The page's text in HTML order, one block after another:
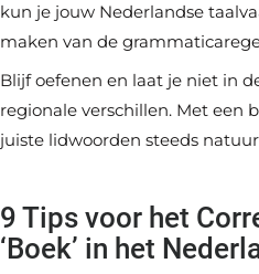
kun je jouw Nederlandse
maken van de
Blijf oefenen en laat je niet in
regionale verschillen. Met een
juiste lidwoorden steeds
9 Tips voor het
‘Boek’ in het